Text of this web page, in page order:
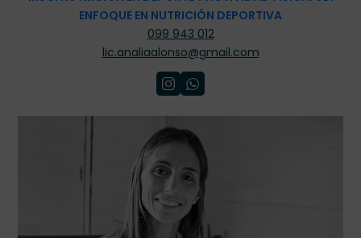
ENFOQUE EN NUTRICIÓN DEPORTIVA
099 943 012
lic.analiaalonso@gmail.com